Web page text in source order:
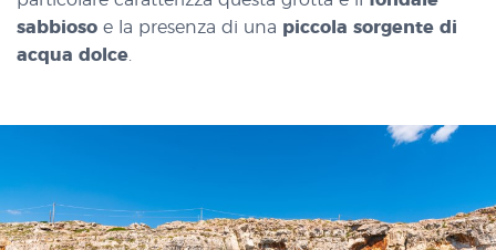
sabbioso e la presenza di una piccola sorgente di
acqua dolce